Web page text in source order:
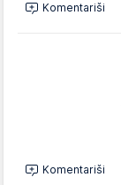
Komentariši
Komentariši